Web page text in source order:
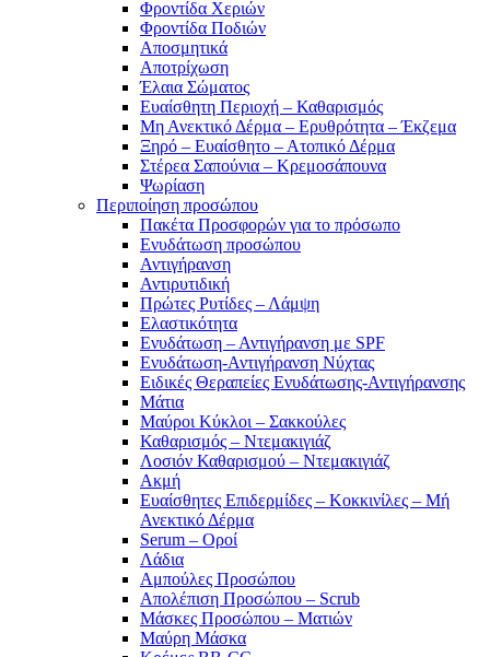
Φροντίδα Χεριών
Φροντίδα Ποδιών
Αποσμητικά
Αποτρίχωση
Έλαια Σώματος
Ευαίσθητη Περιοχή – Καθαρισμός
Μη Ανεκτικό Δέρμα – Ερυθρότητα – Έκζεμα
Ξηρό – Ευαίσθητο – Ατοπικό Δέρμα
Στέρεα Σαπούνια – Κρεμοσάπουνα
Ψωρίαση
Περιποίηση προσώπου
Πακέτα Προσφορών για το πρόσωπο
Ενυδάτωση προσώπου
Αντιγήρανση
Αντιρυτιδική
Πρώτες Ρυτίδες – Λάμψη
Ελαστικότητα
Ενυδάτωση – Αντιγήρανση με SPF
Ενυδάτωση-Αντιγήρανση Νύχτας
Ειδικές Θεραπείες Ενυδάτωσης-Αντιγήρανσης
Μάτια
Μαύροι Κύκλοι – Σακκούλες
Καθαρισμός – Ντεμακιγιάζ
Λοσιόν Καθαρισμού – Ντεμακιγιάζ
Ακμή
Ευαίσθητες Επιδερμίδες – Κοκκινίλες – Μή
Ανεκτικό Δέρμα
Serum – Οροί
Λάδια
Αμπούλες Προσώπου
Απολέπιση Προσώπου – Scrub
Μάσκες Προσώπου – Ματιών
Μαύρη Μάσκα